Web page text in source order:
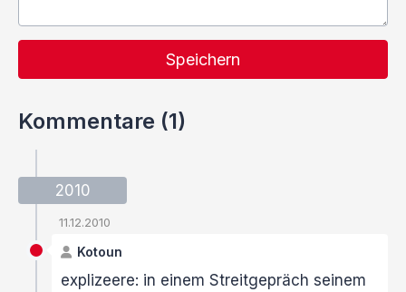
Speichern
Kommentare (1)
2010
11.12.2010
Kotoun
explizeere: in einem Streitgepräch seinem